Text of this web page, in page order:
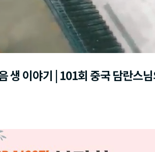
생 이야기 | 101회 중국 담란스